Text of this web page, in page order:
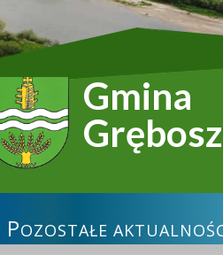
Gmina
POZOSTAŁE